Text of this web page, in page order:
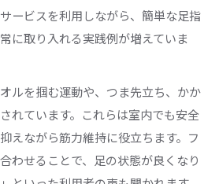
ービスを利用しながら、簡単な足指
に取り入れる実践例が増えていま
ルを掴む運動や、つま先立ち、かか
れています。これらは室内でも安全
えながら筋力維持に役立ちます。フ
わせることで、足の状態が良くなり